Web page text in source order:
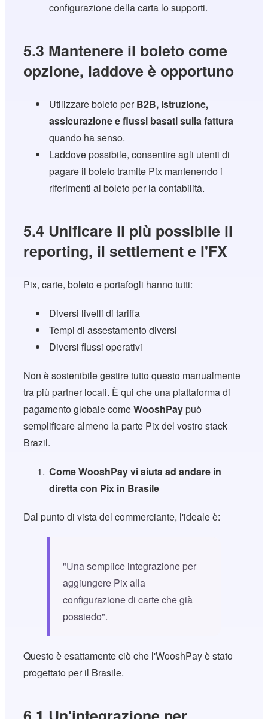
configurazione della carta lo supporti.
5.3 Mantenere il boleto come
opzione, laddove è opportuno
Utilizzare boleto perB2B, istruzione,
assicurazione e flussi basati sulla fattura
quando ha senso.
Laddove possibile, consentire agli utenti di
pagare il boleto tramite Pix mantenendo i
riferimenti al boleto per la contabilità.
5.4 Unificare il più possibile il
reporting, il settlement e l'FX
Pix, carte, boleto e portafogli hanno tutti:
Diversi livelli di tariffa
Tempi di assestamento diversi
Diversi flussi operativi
Non è sostenibile gestire tutto questo manualmente
tra più partner locali. È qui che una piattaforma di
pagamento globale comeWooshPaypuò
semplificare almeno la parte Pix del vostro stack
Brazil.
Come WooshPay vi aiuta ad andare in
diretta con Pix in Brasile
Dal punto di vista del commerciante, l'ideale è:
"Una semplice integrazione per
aggiungere Pix alla
configurazione di carte che già
possiedo".
Questo è esattamente ciò che l'WooshPay è stato
progettato per il Brasile.